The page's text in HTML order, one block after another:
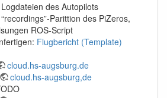
des Autopilots
Parittion des PiZeros,
ROS-Script
Flugbericht (Template)
cloud.hs-augsburg.de
cloud.hs-augsburg,de